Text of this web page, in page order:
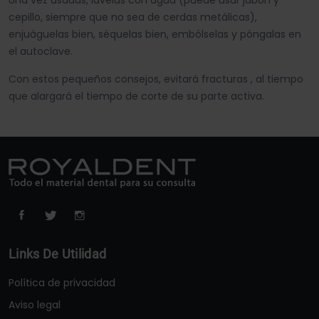
cepillo, siempre que no sea de cerdas metálicas),
enjuáguelas bien, séquelas bien, embólselas y póngalas en
el autoclave.
Con estos pequeños consejos, evitará fracturas , al tiempo
que alargará el tiempo de corte de su parte activa.
Links De Utilidad
Política de privacidad
Aviso legal